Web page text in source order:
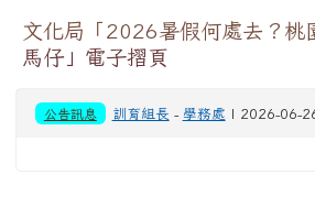
文化局「2026暑假何處去？桃
馬仔」電子摺頁
公告訊息 訓育組長 - 學務處 | 2026-06-